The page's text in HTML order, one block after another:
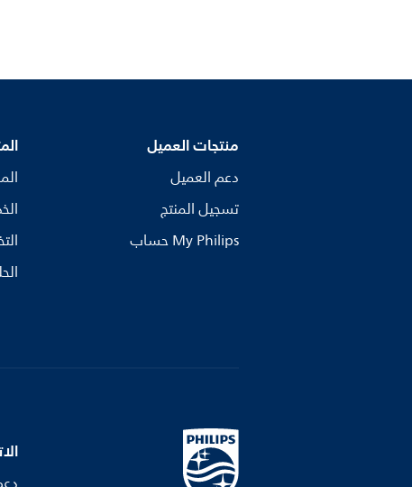
منتجات العميل
دعم العميل
تسجيل المنتج
My Philips حساب